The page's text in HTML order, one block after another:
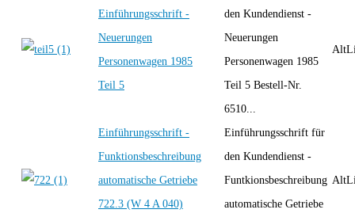
Einführungsschrift -
Neuerungen
Personenwagen 1985
Teil 5
den Kundendienst -
Neuerungen
Personenwagen 1985
Teil 5 Bestell-Nr.
6510...
Einführungsschrift -
Funktionsbeschreibung
automatische Getriebe
722.3 (W 4 A 040)
Einführungsschrift für
den Kundendienst -
Funtkionsbeschreibung
automatische Getriebe